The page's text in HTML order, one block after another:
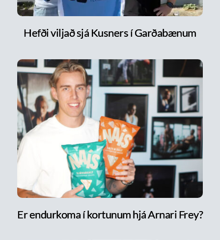
Hefði viljað sjá Kusners í Garðabænum
Er endurkoma í kortunum hjá Arnari Frey?